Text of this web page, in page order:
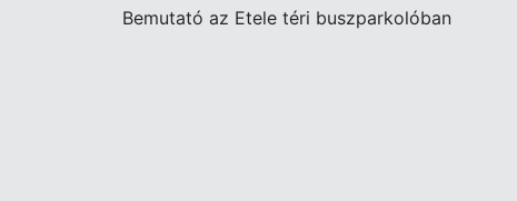
Bemutató az Etele téri buszparkolóban